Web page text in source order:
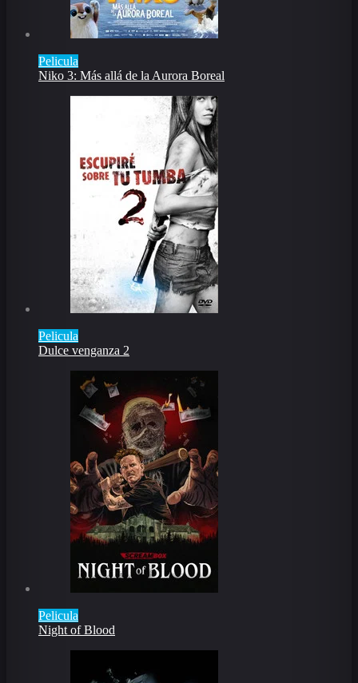
Pelicula
Niko 3: Más allá de la Aurora Boreal
Pelicula
Dulce venganza 2
Pelicula
Night of Blood